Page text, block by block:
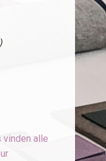
vinden alle